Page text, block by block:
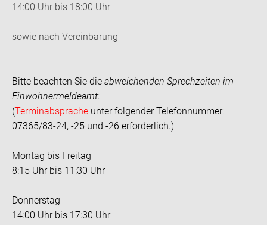
14:00 Uhr bis 18:00 Uhr
sowie nach Vereinbarung
Bitte beachten Sie die abweichenden Sprechzeiten im
Einwohnermeldeamt:
(Terminabsprache unter folgender Telefonnummer:
07365/83-24, -25 und -26 erforderlich.)
Montag bis Freitag
8:15 Uhr bis 11:30 Uhr
Donnerstag
14:00 Uhr bis 17:30 Uhr